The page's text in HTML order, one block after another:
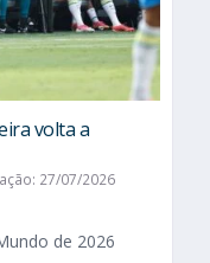
volta a
27/07/2026
de 2026